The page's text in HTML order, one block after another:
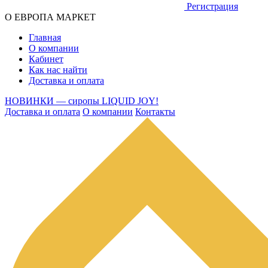
Регистрация
О ЕВРОПА МАРКЕТ
Главная
О компании
Кабинет
Как нас найти
Доставка и оплата
НОВИНКИ — сиропы LIQUID JOY!
Доставка и оплата О компании Контакты